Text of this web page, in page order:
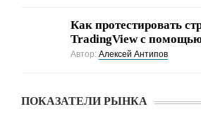
Как протестировать
TradingView с
Автор:Алексей Антипов
ПОКАЗАТЕЛИ РЫНКА